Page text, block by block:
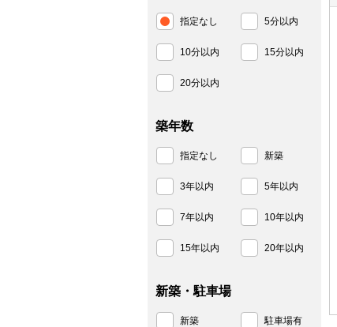
指定なし 5分以内
10分以内 15分以内
20分以内
築年数
指定なし 新築
3年以内 5年以内
7年以内 10年以内
15年以内 20年以内
新築・駐車場
新築 駐車場有